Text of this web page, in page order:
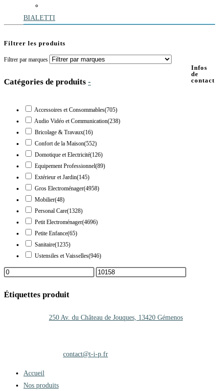
BIALETTI
Filtrer les produits
Filtrer par marques
Catégories de produits -
Accessoires et Consommables(705)
Audio Vidéo et Communication(238)
Bricolage & Travaux(16)
Confort de la Maison(552)
Domotique et Electricité(126)
Equipement Professionnel(89)
Extérieur et Jardin(145)
Gros Electroménager(4958)
Mobilier(48)
Personal Care(1328)
Petit Electroménager(4696)
Petite Enfance(65)
Sanitaire(1235)
Ustensiles et Vaisselles(946)
Étiquettes produit
Infos
de
contact
250 Av. du Château de Jouques, 13420 Gémenos
contact@t-i-p.fr
Accueil
Nos produits